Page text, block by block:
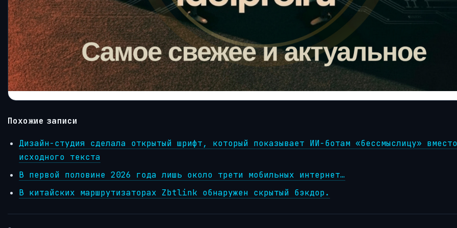
Похожие записи
Дизайн-студия сделала открытый шрифт, который показывает ИИ-ботам «бессмыслицу»
исходного текста
В первой половине 2026 года лишь около трети мобильных интернет…
В китайских маршрутизаторах Zbtlink обнаружен скрытый бэкдор.